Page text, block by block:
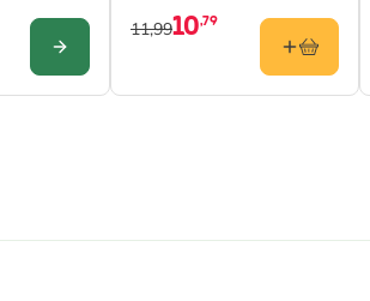
CONFIGURER
10,79
11,99